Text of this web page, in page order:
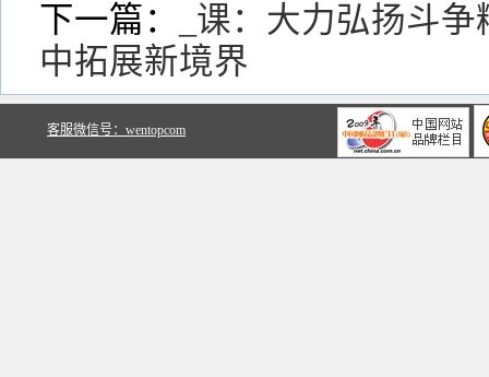
下一篇：
_课：大力弘扬斗
中拓展新境界
客服微信号：wentopcom